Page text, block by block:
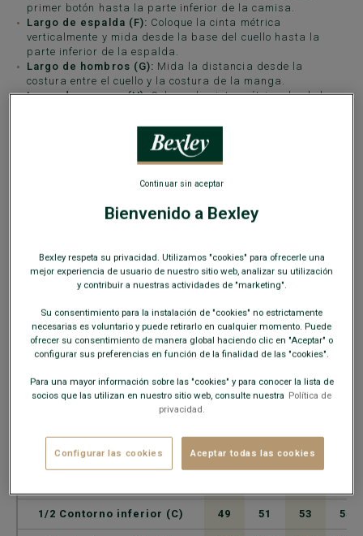
primer botón hasta la parte inferior de la camisa.
Largo de espalda (F): Coloque la cinta métrica
verticalmente y mida desde la base del cuello hasta la
parte inferior de la espalda.
Largo de hombros (G): Mida la distancia desde la
costura entre el cuello y la costura de la manga.
Largo de mangas (H):Coloque la cinta métrica desde la
Contorno de manga plana (I):Mida el ancho de la manga
a nivel del bíceps, plana, colocando la cinta métrica de un
borde al otro sin estirar la tela.
SELECCIONE EL MODELO QUE LE
INTERESA
CORTE AJUSTADO SOBRECAMISA
CORTE AJUSTADO RECORTADO
CORTE COMFORT
CORTE AJUSTADO (CM)
TOLERANCIA: +/- 1CM (VARIABLE SEGÚN LOS
Talla/Contorno de cuello (A) 37 38 39
1/2 Contorno inferior (C) 49 51 53 55
Bienvenido a Bexley
Bexley respeta su privacidad. Utilizamos "cookies" para ofrecerle una
mejor experiencia de usuario de nuestro sitio web, analizar su utilización
y contribuir a nuestras actividades de "marketing".
Su consentimiento para la instalación de "cookies" no estrictamente
necesarias es voluntario y puede retirarlo en cualquier momento. Puede
ofrecer su consentimiento de manera global haciendo clic en "Aceptar" o
configurar sus preferencias en función de la finalidad de las "cookies".
Para una mayor información sobre las "cookies" y para conocer la lista de
socios que las utilizan en nuestro sitio web, consulte nuestra Política de
privacidad.
Configurar las cookies Aceptar todas las cookies
Continuar sin aceptar